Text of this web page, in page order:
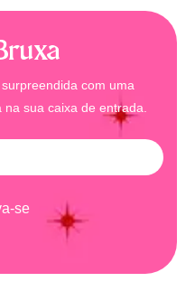
com uma
sua caixa de entrada.
se